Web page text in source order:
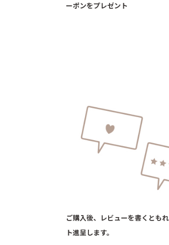
ーポンをプレゼント
ご購入後、レビューを書くとも
ト進呈します。